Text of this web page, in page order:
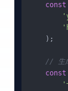
const
    );
// 生
const
'